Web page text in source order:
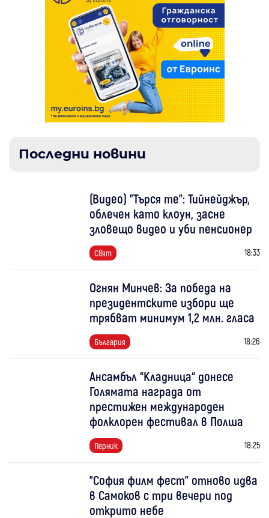
Последни новини
(Видео) "Търся те": Тийнейджър,
облечен като клоун, засне
зловещо видео и уби пенсионер
Свят 18:33
Огнян Минчев: За победа на
президентските избори ще
трябват минимум 1,2 млн. гласа
България 18:26
Ансамбъл “Кладница“ донесе
Голямата награда от
престижен международен
фолклорен фестивал в Полша
Перник 18:25
"София филм фест" отново идва
в Самоков с три вечери под
открито небе